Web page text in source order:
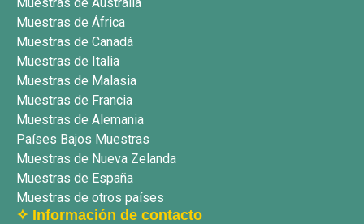
Muestras de África
Muestras de Canadá
Muestras de Italia
Muestras de Malasia
Muestras de Francia
Muestras de Alemania
Países Bajos Muestras
Muestras de Nueva Zelanda
Muestras de España
Muestras de otros países
✧ Información de contacto